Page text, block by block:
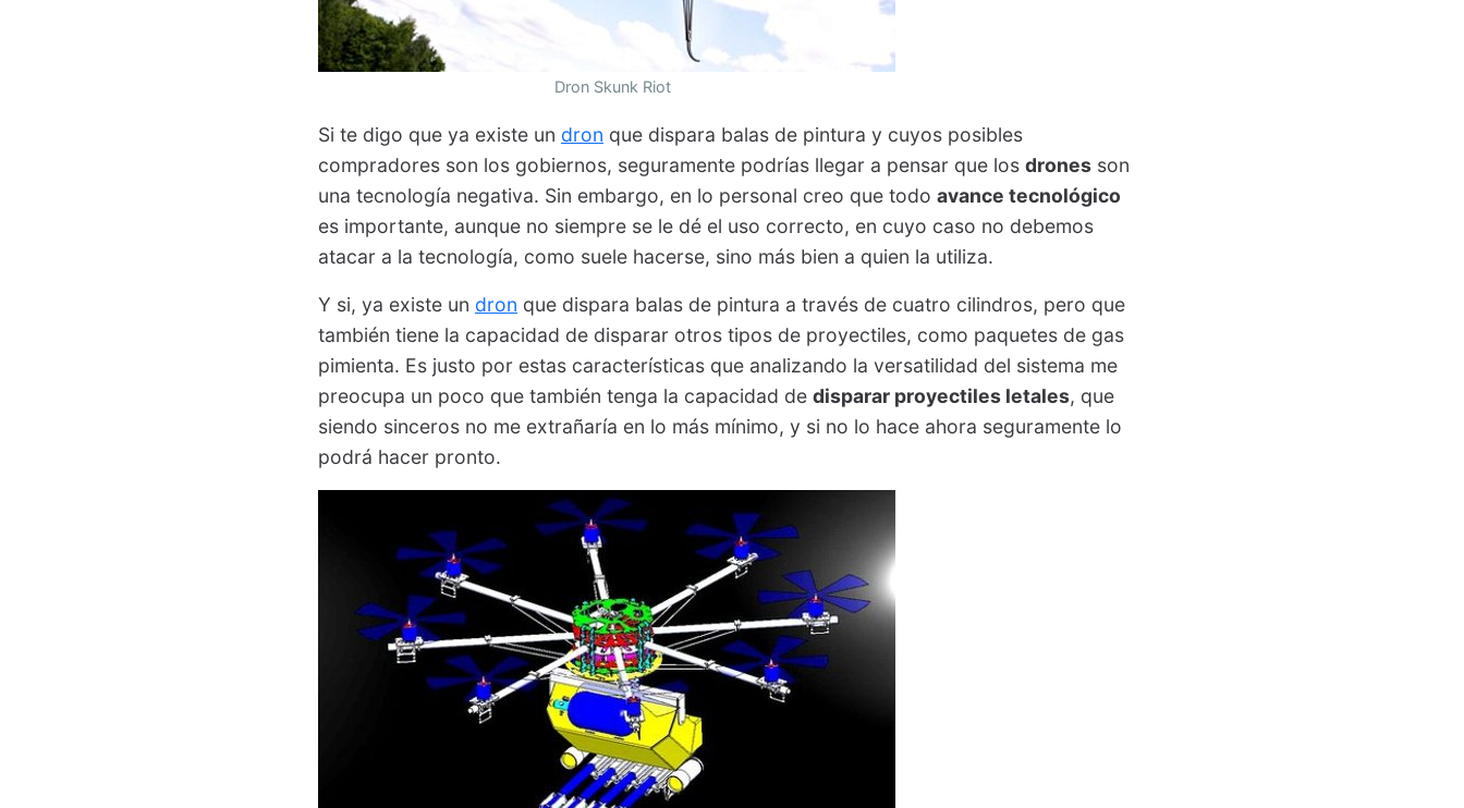
Dron Skunk Riot
Si te digo que ya existe un dron que dispara balas de pintura y cuyos posibles
compradores son los gobiernos, seguramente podrías llegar a pensar que los drones son
una tecnología negativa. Sin embargo, en lo personal creo que todo avance tecnológico
es importante, aunque no siempre se le dé el uso correcto, en cuyo caso no debemos
atacar a la tecnología, como suele hacerse, sino más bien a quien la utiliza.
Y si, ya existe un dron que dispara balas de pintura a través de cuatro cilindros, pero que
también tiene la capacidad de disparar otros tipos de proyectiles, como paquetes de gas
pimienta. Es justo por estas características que analizando la versatilidad del sistema me
preocupa un poco que también tenga la capacidad de disparar proyectiles letales, que
siendo sinceros no me extrañaría en lo más mínimo, y si no lo hace ahora seguramente lo
podrá hacer pronto.